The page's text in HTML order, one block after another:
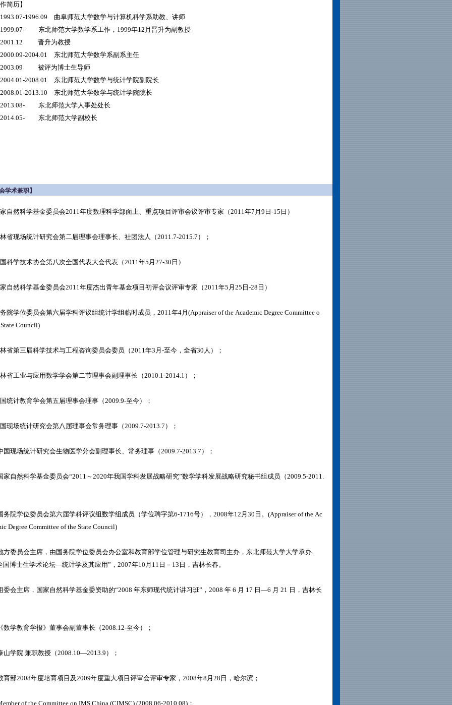
作简历】
1996.09 曲阜师范大学数学与计算机科学系助教、讲师
东北师范大学数学系工作，1999年12月晋升为副教授
晋升为教授
2004.01 东北师范大学数学系副系主任
被评为博士生导师
2008.01 东北师范大学数学与统计学院副院长
2013.10 东北师范大学数学与统计学院院长
东北师范大学人事处处长
东北师范大学副校长
学术兼职】
自然科学基金委员会2011年度数理科学部面上、重点项目评审会议评审专家（2011年7月9日-15日）
省现场统计研究会第二届理事会理事长、社团法人（2011.7-2015.7）；
科学技术协会第八次全国代表大会代表（2011年5月27-30日）
自然科学基金委员会2011年度杰出青年基金项目初评会议评审专家（2011年5月25日-28日）
院学位委员会第六届学科评议组统计学组临时成员，2011年4月(Appraiser of the Academic Degree Committee o
Council)
省第三届科学技术与工程咨询委员会委员（2011年3月-至今，全省30人）；
省工业与应用数学学会第二节理事会副理事长（2010.1-2014.1）；
统计教育学会第五届理事会理事（2009.9-至今）；
现场统计研究会第八届理事会常务理事（2009.7-2013.7）；
国现场统计研究会生物医学分会副理事长、常务理事（2009.7-2013.7）；
家自然科学基金委员会“2011～2020年我国学科发展战略研究”数学学科发展战略研究秘书组成员（2009.5-2011.
务院学位委员会第六届学科评议组数学组成员（学位聘字第6-1716号），2008年12月30日。(Appraiser of the Ac
Degree Committee of the State Council)
方委员会主席，由国务院学位委员会办公室和教育部学位管理与研究生教育司主办，东北师范大学大学承办
国博士生学术论坛—统计学及其应用”，2007年10月11日－13日，吉林长春。
委会主席，国家自然科学基金委资助的“2008 年东师现代统计讲习班”，2008 年 6 月 17 日—6 月 21 日，吉林长
数学教育学报》董事会副董事长（2008.12-至今）；
山学院 兼职教授（2008.10—2013.9）；
育部2008年度培育项目及2009年度重大项目评审会评审专家，2008年8月28日，哈尔滨；
of the Committee on IMS China (CIMSC) (2008.06-2010.08)；